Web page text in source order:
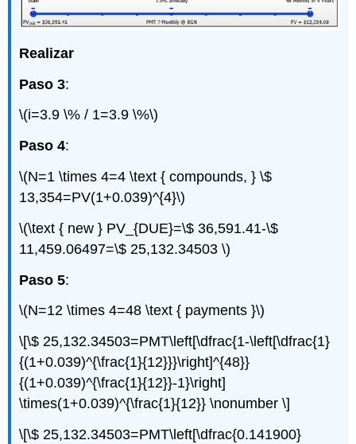
Realizar
Paso 3:
\(i=3.9 \% / 1=3.9 \%\)
Paso 4:
\(N=1 \times 4=4 \text { compounds, } \$
13,354=PV(1+0.039)^{4}\)
\(\text { new } PV_{DUE}=\$ 36,591.41-\$
11,459.06497=\$ 25,132.34503 \)
Paso 5:
\(N=12 \times 4=48 \text { payments }\)
\[\$ 25,132.34503=PMT\left[\dfrac{1-\left[\dfrac{1}
{(1+0.039)^{\frac{1}{12}}}\right]^{48}}
{(1+0.039)^{\frac{1}{12}}-1}\right]
\times(1+0.039)^{\frac{1}{12}} \nonumber \]
\[\$ 25,132.34503=PMT\left[\dfrac{0.141900}